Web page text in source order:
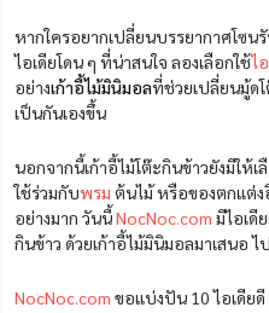
หากใครอยากเปลี่ยนบรรยากาศโซน
ไอเดียโดน ๆ ที่น่าสนใจ ลองเลือกใช้ไ
อย่างเก้าอี้ไม้มินิมอลที่ช่วยเปลี่ยนมู้ด
เป็นกันเองขึ้น
นอกจากนี้เก้าอี้ไม้โต๊ะกินข้าวยังมีให้
ใช้ร่วมกับพรม ต้นไม้ หรือของตกแต่ง
อย่างมาก วันนี้NocNoc.com มีไอเดี
กินข้าว ด้วยเก้าอี้ไม้มินิมอลมาเสนอ ไ
NocNoc.com ขอแบ่งปัน 10 ไอเดีย